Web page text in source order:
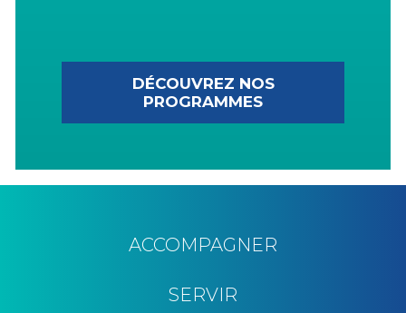
DÉCOUVREZ NOS
PROGRAMMES
ACCOMPAGNER
SERVIR